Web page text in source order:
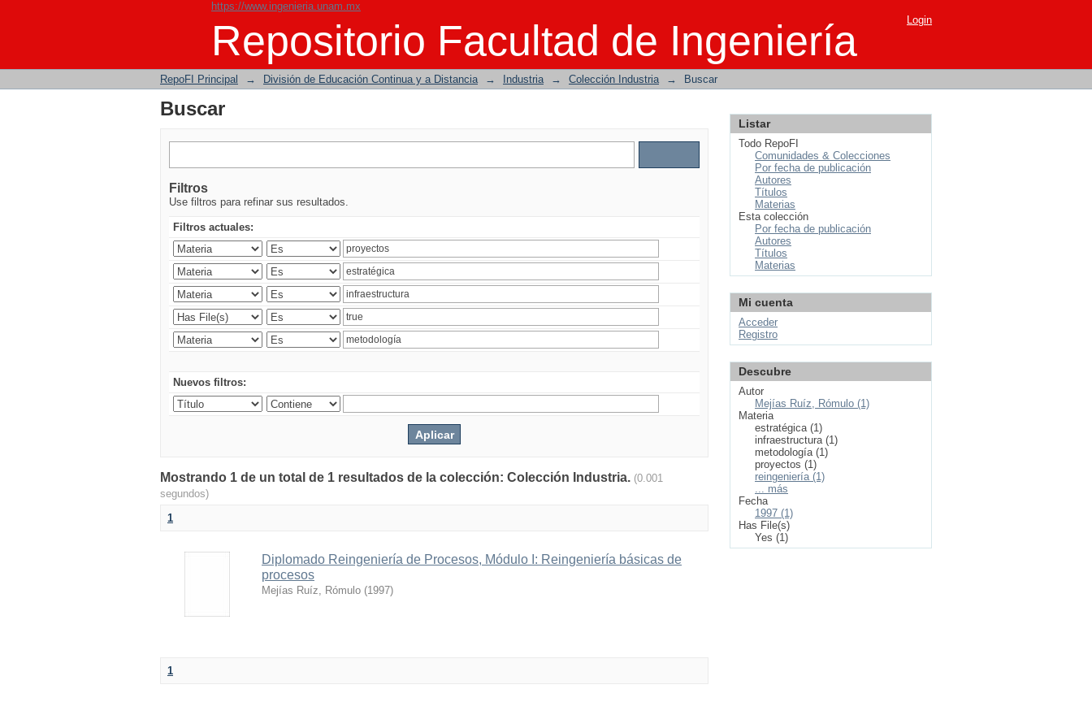
https://www.ingenieria.unam.mx
Repositorio Facultad de Ingeniería
Buscar Login
RepoFI Principal → División de Educación Continua y a Distancia → Industria → Colección Industria → Buscar
Buscar
Filtros
Use filtros para refinar sus resultados.
Filtros actuales:
Nuevos filtros:
Mostrando 1 de un total de 1 resultados de la colección: Colección Industria. (0.001
segundos)
1
Diplomado Reingeniería de Procesos, Módulo I: Reingeniería básicas de
procesos
Mejías Ruíz, Rómulo (1997)
1
Listar
Todo RepoFI
Comunidades & Colecciones
Por fecha de publicación
Autores
Títulos
Materias
Esta colección
Por fecha de publicación
Autores
Títulos
Materias
Mi cuenta
Acceder
Registro
Descubre
Autor
Mejías Ruíz, Rómulo (1)
Materia
estratégica (1)
infraestructura (1)
metodología (1)
proyectos (1)
reingeniería (1)
... más
Fecha
1997 (1)
Has File(s)
Yes (1)